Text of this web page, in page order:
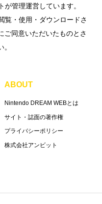
管理運営しています。
覧・使用・ダウンロードさ
ご同意いただいたものとさ
ABOUT
Nintendo DREAM WEBとは
サイト・誌面の著作権
プライバシーポリシー
株式会社アンビット